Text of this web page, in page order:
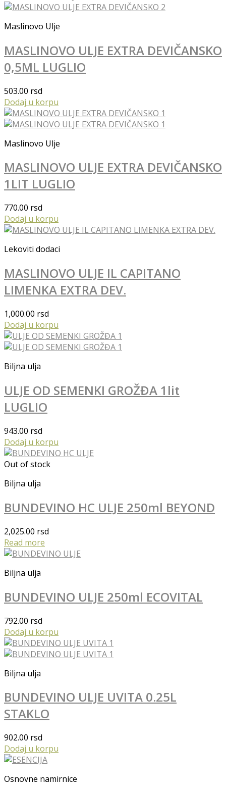
Maslinovo Ulje
MASLINOVO ULJE EXTRA DEVIČANSKO
0,5ML LUGLIO
503.00 rsd
Dodaj u korpu
Maslinovo Ulje
MASLINOVO ULJE EXTRA DEVIČANSKO
1LIT LUGLIO
770.00 rsd
Dodaj u korpu
Lekoviti dodaci
MASLINOVO ULJE IL CAPITANO
LIMENKA EXTRA DEV.
1,000.00 rsd
Dodaj u korpu
Biljna ulja
ULJE OD SEMENKI GROŽĐA 1lit
LUGLIO
943.00 rsd
Dodaj u korpu
Out of stock
Biljna ulja
BUNDEVINO HC ULJE 250ml BEYOND
2,025.00 rsd
Read more
Biljna ulja
BUNDEVINO ULJE 250ml ECOVITAL
792.00 rsd
Dodaj u korpu
Biljna ulja
BUNDEVINO ULJE UVITA 0.25L
STAKLO
902.00 rsd
Dodaj u korpu
Osnovne namirnice